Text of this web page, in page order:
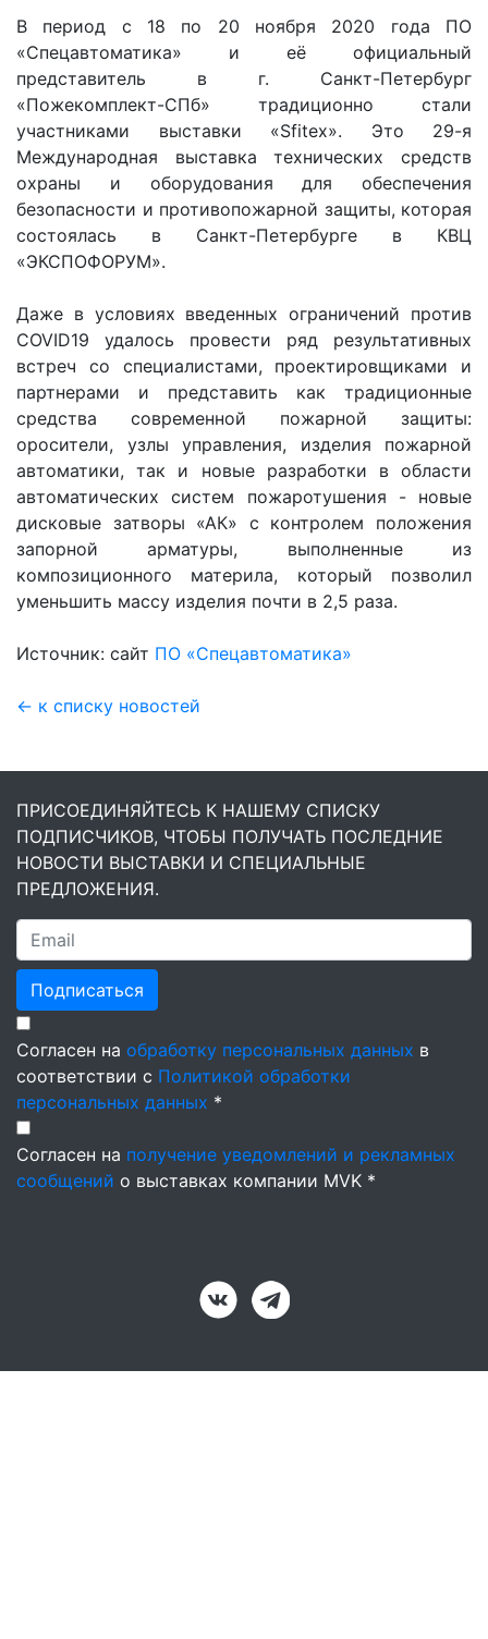
В период с 18 по 20 ноября 2020 года ПО
«Спецавтоматика» и её официальный
представитель в г. Санкт-Петербург
«Пожекомплект-СПб» традиционно стали
участниками выставки «Sfitex». Это 29-я
Международная выставка технических средств
охраны и оборудования для обеспечения
безопасности и противопожарной защиты, которая
состоялась в Санкт-Петербурге в КВЦ
«ЭКСПОФОРУМ».
Даже в условиях введенных ограничений против
COVID19 удалось провести ряд результативных
встреч со специалистами, проектировщиками и
партнерами и представить как традиционные
средства современной пожарной защиты:
оросители, узлы управления, изделия пожарной
автоматики, так и новые разработки в области
автоматических систем пожаротушения - новые
дисковые затворы «АК» с контролем положения
запорной арматуры, выполненные из
композиционного материла, который позволил
уменьшить массу изделия почти в 2,5 раза.
Источник: сайт ПО «Спецавтоматика»
← к списку новостей
ПРИСОЕДИНЯЙТЕСЬ К НАШЕМУ СПИСКУ
ПОДПИСЧИКОВ, ЧТОБЫ ПОЛУЧАТЬ ПОСЛЕДНИЕ
НОВОСТИ ВЫСТАВКИ И СПЕЦИАЛЬНЫЕ
ПРЕДЛОЖЕНИЯ.
Подписаться
Согласен на обработку персональных данных в
соответствии с Политикой обработки
персональных данных *
Согласен на получение уведомлений и рекламных
сообщений о выставках компании MVK *